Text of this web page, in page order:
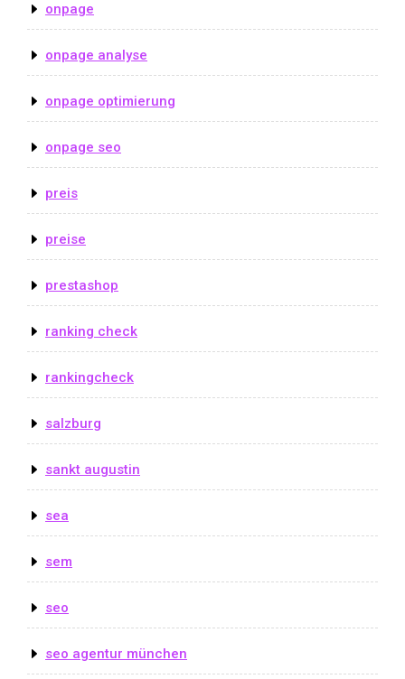
onpage
onpage analyse
onpage optimierung
onpage seo
preis
preise
prestashop
ranking check
rankingcheck
salzburg
sankt augustin
sea
sem
seo
seo agentur münchen